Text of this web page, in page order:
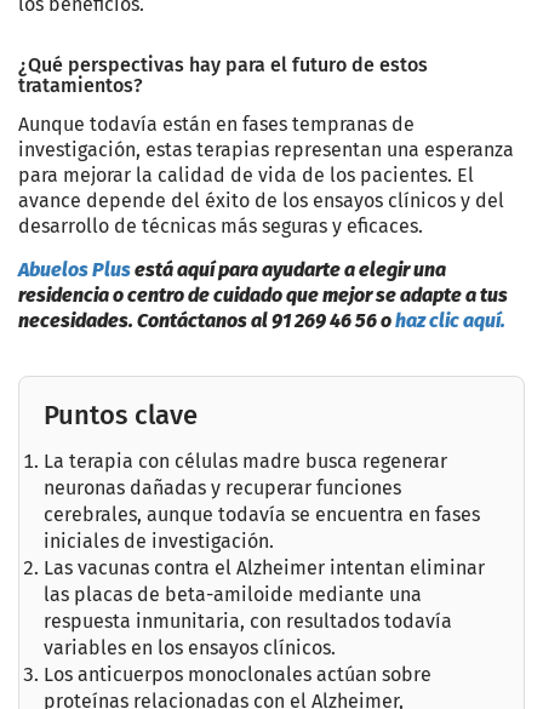
¿Qué perspectivas hay para el futuro de estos
tratamientos?
Aunque todavía están en fases tempranas de
investigación, estas terapias representan una esperanza
para mejorar la calidad de vida de los pacientes. El
avance depende del éxito de los ensayos clínicos y del
desarrollo de técnicas más seguras y eficaces.
Abuelos Plusestá aquí para ayudarte a elegir una
residencia o centro de cuidado que mejor se adapte a tus
necesidades. Contáctanos al 91 269 46 56 ohaz clic aquí.
Puntos clave
La terapia con células madre busca regenerar
neuronas dañadas y recuperar funciones
cerebrales, aunque todavía se encuentra en fases
iniciales de investigación.
Las vacunas contra el Alzheimer intentan eliminar
las placas de beta-amiloide mediante una
respuesta inmunitaria, con resultados todavía
variables en los ensayos clínicos.
Los anticuerpos monoclonales actúan sobre
proteínas relacionadas con el Alzheimer,